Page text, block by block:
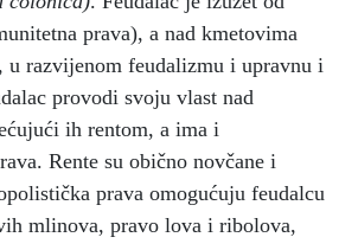
prava), a nad kmetovima
u razvijenom feudalizmu i upravnu i
provodi svoju vlast nad
ih rentom, a ima i
Rente su obično novčane i
prava omogućuju feudalcu
mlinova, pravo lova i ribolova,